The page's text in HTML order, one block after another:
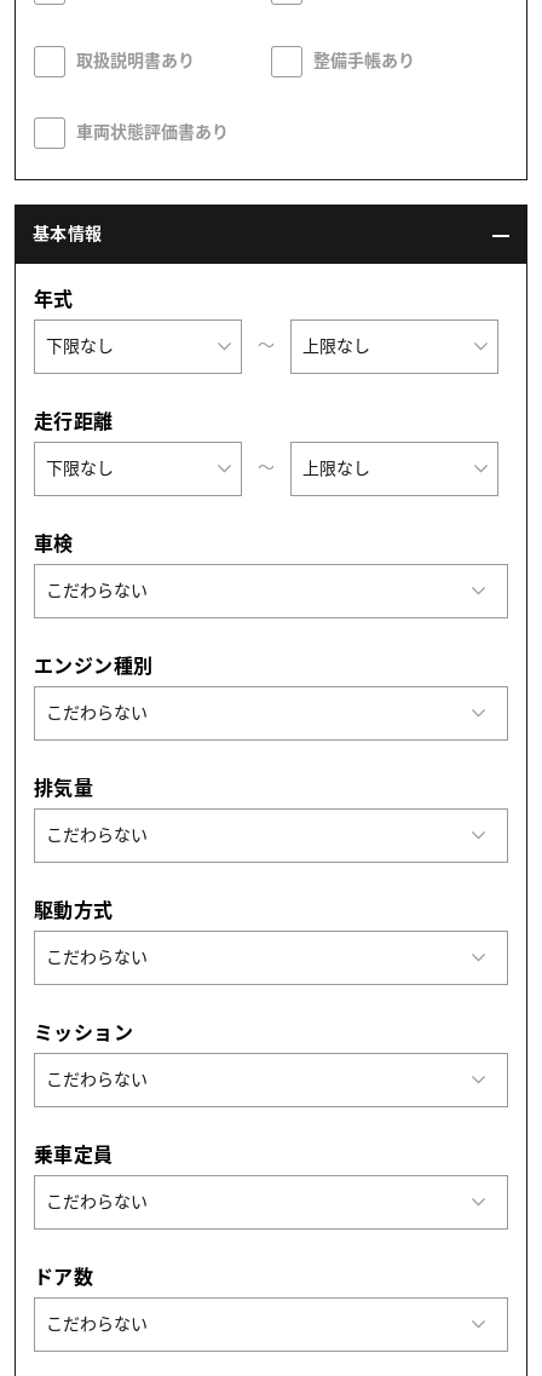
取扱説明書あり 整備手帳あり
車両状態評価書あり
基本情報
年式
〜
走行距離
〜
車検
エンジン種別
排気量
駆動方式
ミッション
乗車定員
ドア数